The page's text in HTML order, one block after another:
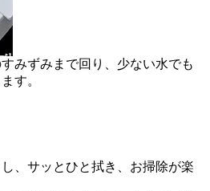
みずみまで回り、少ない水でも
す。
、サッとひと拭き、お掃除が楽